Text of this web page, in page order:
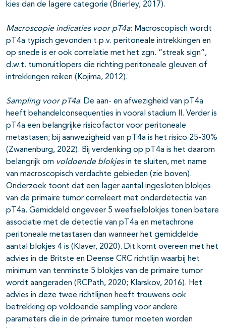
kies dan de lagere categorie (Brierley, 2017).
Macroscopie indicaties voor pT4a: Macroscopisch wordt
pT4a typisch gevonden t.p.v. peritoneale intrekkingen en
op snede is er ook correlatie met het zgn. “streak sign”,
d.w.t. tumoruitlopers die richting peritoneale gleuven of
intrekkingen reiken (Kojima, 2012).
Sampling voor pT4a: De aan- en afwezigheid van pT4a
heeft behandelconsequenties in vooral stadium II. Verder is
pT4a een belangrijke risicofactor voor peritoneale
metastasen; bij aanwezigheid van pT4a is het risico 25-30%
(Zwanenburg, 2022). Bij verdenking op pT4a is het daarom
belangrijk om voldoende blokjesin te sluiten, met name
van macroscopisch verdachte gebieden (zie boven).
Onderzoek toont dat een lager aantal ingesloten blokjes
van de primaire tumor correleert met onderdetectie van
pT4a. Gemiddeld ongeveer 5 weefselblokjes tonen betere
associatie met de detectie van pT4a en metachrone
peritoneale metastasen dan wanneer het gemiddelde
aantal blokjes 4 is (Klaver, 2020). Dit komt overeen met het
advies in de Britste en Deense CRC richtlijn waarbij het
minimum van tenminste 5 blokjes van de primaire tumor
wordt aangeraden (RCPath, 2020; Klarskov, 2016). Het
advies in deze twee richtlijnen heeft trouwens ook
betrekking op voldoende sampling voor andere
parameters die in de primaire tumor moeten worden